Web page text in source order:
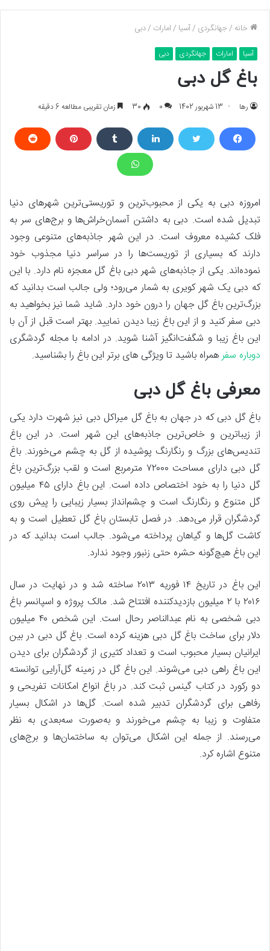
خانه /جهانگردی /آسیا /امارات /دبی
آسیا امارات جهانگردی دبی
باغ گل دبی
رها 13 شهریور 1402 0
30 زمان تقریبی مطالعه 6 دقیقه
امروزه دبی به یکی از محبوب‌ترین و توریستی‌ترین شهرهای دنیا
تبدیل شده است. دبی به داشتن آسمان‌خراش‌ها و برج‌های سر به
فلک کشیده معروف است. در این شهر جاذبه‌های متنوعی وجود
دارند که بسیاری از توریست‌ها را در سراسر دنیا مجذوب خود
نموده‌اند. یکی از جاذبه‌های شهر دبی باغ گل معجزه نام دارد. با این
که دبی یک شهر کویری به شمار می‌رود؛ ولی جالب است بدانید که
بزرگ‌ترین باغ گل جهان را درون خود دارد. شاید شما نیز بخواهید به
دبی سفر کنید و از این باغ زیبا دیدن نمایید. بهتر است قبل از آن با
این باغ زیبا و شگفت‌انگیز آشنا شوید. در ادامه با مجله گردشگری
دوباره سفرهمراه باشید تا ویژگی های برتر این باغ را بشناسید.
معرفی باغ گل دبی
باغ گل دبی که در جهان به باغ گل میراکل دبی نیز شهرت دارد یکی
از زیباترین و خاص‌ترین جاذبه‌های این شهر است. در این باغ
تندیس‌های بزرگ و رنگارنگ پوشیده از گل به چشم می‌خورند. باغ
گل دبی دارای مساحت ۷۲۰۰۰ مترمربع است و لقب بزرگ‌ترین باغ
گل دنیا را به خود اختصاص داده است. این باغ دارای ۴۵ میلیون
گل متنوع و رنگارنگ است و چشم‌انداز بسیار زیبایی را پیش روی
گردشگران قرار می‌دهد. در فصل تابستان باغ گل تعطیل است و به
کاشت گل‌ها و گیاهان پرداخته می‌شود. جالب است بدانید که در
این باغ هیچ‌گونه حشره حتی زنبور وجود ندارد.
این باغ در تاریخ ۱۴ فوریه ۲۰۱۳ ساخته شد و در نهایت در سال
۲۰۱۶ با ۲ میلیون بازدیدکننده افتتاح شد. مالک پروژه و اسپانسر باغ
دبی شخصی به نام عبدالناصر رحال است. این شخص ۴۰ میلیون
دلار برای ساخت باغ گل دبی هزینه کرده است. باغ گل دبی در بین
ایرانیان بسیار محبوب است و تعداد کثیری از گردشگران برای دیدن
این باغ راهی دبی می‌شوند. این باغ گل در زمینه گل‌آرایی توانسته
دو رکورد در کتاب گینس ثبت کند. در باغ انواع امکانات تفریحی و
رفاهی برای گردشگران تدبیر شده است. گل‌ها در اشکال بسیار
متفاوت و زیبا به چشم می‌خورند و به‌صورت سه‌بعدی به نظر
می‌رسند. از جمله این اشکال می‌توان به ساختمان‌ها و برج‌های
متنوع اشاره کرد.